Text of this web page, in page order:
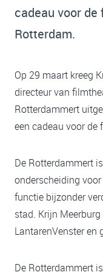
cadeau voor
Rotterdam.
Op 29 maart kreeg
directeur van
Rotterdammert
een cadeau voor
De Rotterdammert
onderscheiding
functie bijzonder
stad. Krijn
LantarenVenster en
De Rotterdammert